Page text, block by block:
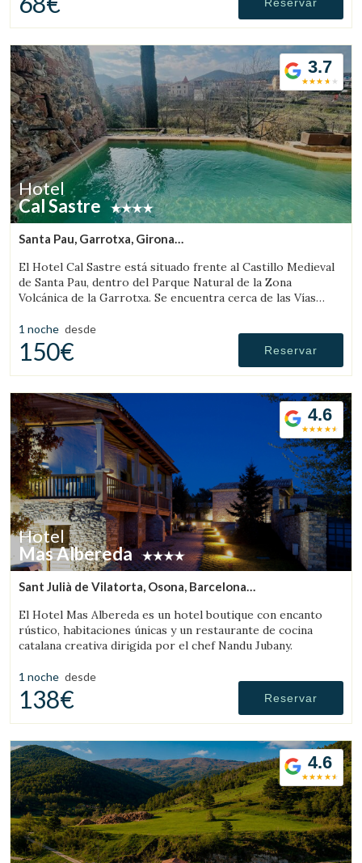
Reservar
3.7
Hotel
Cal Sastre
Santa Pau, Garrotxa, Girona
El Hotel Cal Sastre está situado frente al Castillo Medieval
de Santa Pau, dentro del Parque Natural de la Zona
Volcánica de la Garrotxa. Se encuentra cerca de las Vías
1 noche desde
150€ Reservar
4.6
Hotel
Mas Albereda
Sant Julià de Vilatorta, Osona, Barcelona
El Hotel Mas Albereda es un hotel boutique con encanto
rústico, habitaciones únicas y un restaurante de cocina
catalana creativa dirigida por el chef Nandu Jubany.
1 noche desde
138€ Reservar
4.6